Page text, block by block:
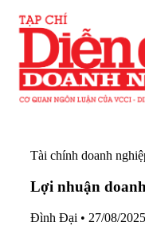
Tài chính doanh
Lợi nhuận
Đình Đại • 27/08/